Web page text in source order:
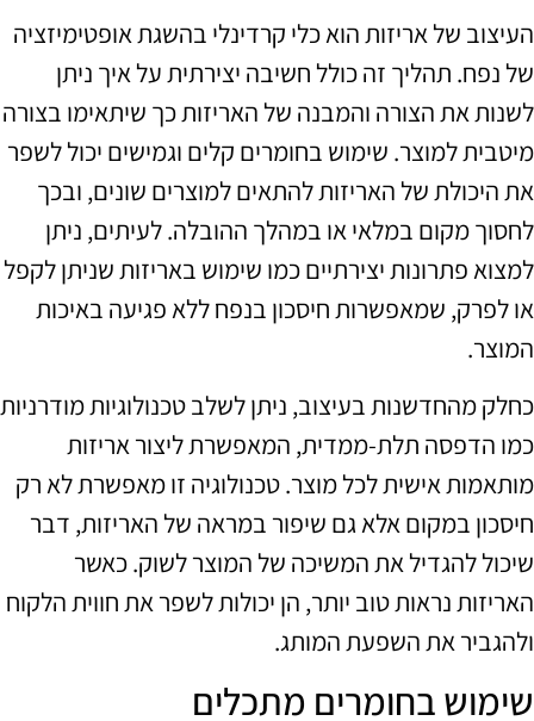
העיצוב של אריזות הוא כלי קרדינלי בהשגת אופטימיזציה
של נפח. תהליך זה כולל חשיבה יצירתית על איך ניתן
לשנות את הצורה והמבנה של האריזות כך שיתאימו בצורה
מיטבית למוצר. שימוש בחומרים קלים וגמישים יכול לשפר
את היכולת של האריזות להתאים למוצרים שונים, ובכך
לחסוך מקום במלאי או במהלך ההובלה. לעיתים, ניתן
למצוא פתרונות יצירתיים כמו שימוש באריזות שניתן לקפל
או לפרק, שמאפשרות חיסכון בנפח ללא פגיעה באיכות
המוצר.
כחלק מהחדשנות בעיצוב, ניתן לשלב טכנולוגיות מודרניות
כמו הדפסה תלת-ממדית, המאפשרת ליצור אריזות
מותאמות אישית לכל מוצר. טכנולוגיה זו מאפשרת לא רק
חיסכון במקום אלא גם שיפור במראה של האריזות, דבר
שיכול להגדיל את המשיכה של המוצר לשוק. כאשר
האריזות נראות טוב יותר, הן יכולות לשפר את חווית הלקוח
ולהגביר את השפעת המותג.
שימוש בחומרים מתכלים